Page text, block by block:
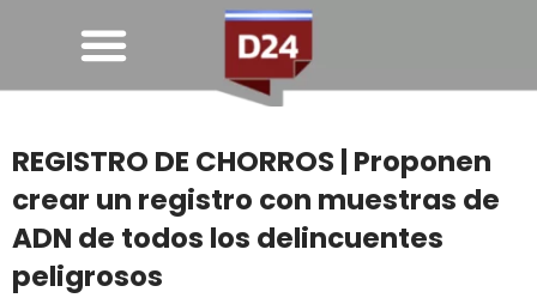
REGISTRO DE CHORROS | Proponen
crear un registro con muestras de
ADN de todos los delincuentes
peligrosos